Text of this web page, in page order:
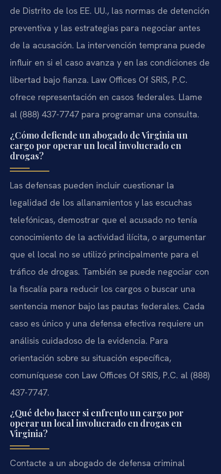
de Distrito de los EE. UU., las normas de detención
preventiva y las estrategias para negociar antes
de la acusación. La intervención temprana puede
influir en si el caso avanza y en las condiciones de
libertad bajo fianza. Law Offices Of SRIS, P.C.
ofrece representación en casos federales. Llame
al (888) 437-7747 para programar una consulta.
¿Cómo defiende un abogado de Virginia un
cargo por operar un local involucrado en
drogas?
Las defensas pueden incluir cuestionar la
legalidad de los allanamientos y las escuchas
telefónicas, demostrar que el acusado no tenía
conocimiento de la actividad ilícita, o argumentar
que el local no se utilizó principalmente para el
tráfico de drogas. También se puede negociar con
la fiscalía para reducir los cargos o buscar una
sentencia menor bajo las pautas federales. Cada
caso es único y una defensa efectiva requiere un
análisis cuidadoso de la evidencia. Para
orientación sobre su situación específica,
comuníquese con Law Offices Of SRIS, P.C. al (888)
437-7747.
¿Qué debo hacer si enfrento un cargo por
operar un local involucrado en drogas en
Virginia?
Contacte a un abogado de defensa criminal